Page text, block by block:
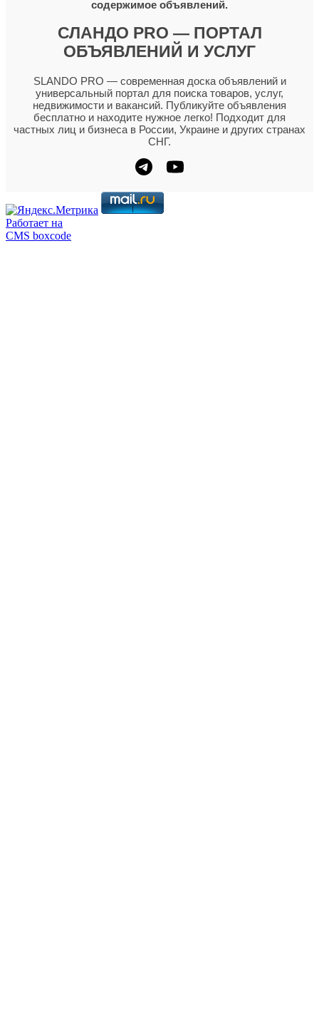
содержимое объявлений.
СЛАНДО PRO — ПОРТАЛ
ОБЪЯВЛЕНИЙ И УСЛУГ
SLANDO PRO — современная доска объявлений и
универсальный портал для поиска товаров, услуг,
недвижимости и вакансий. Публикуйте объявления
бесплатно и находите нужное легко! Подходит для
частных лиц и бизнеса в России, Украине и других странах
СНГ.
Работает на
CMS boxcode